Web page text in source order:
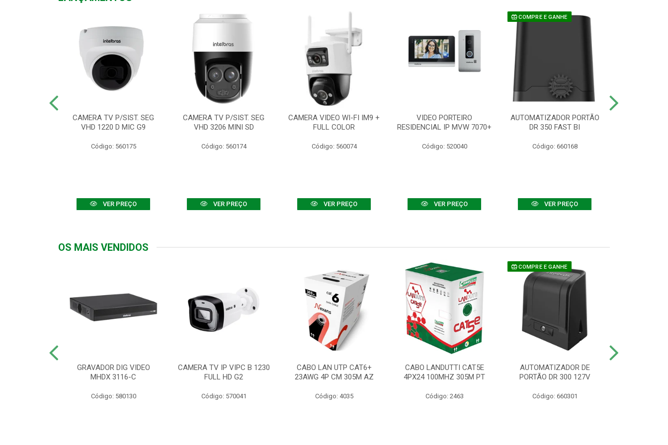
CAMERA TV P/SIST. SEG
VHD 1220 D MIC G9
Código: 560175
VER PREÇO
CAMERA TV P/SIST. SEG
VHD 3206 MINI SD
Código: 560174
VER PREÇO
CAMERA VIDEO WI-FI IM9 +
FULL COLOR
Código: 560074
VER PREÇO
VIDEO PORTEIRO
RESIDENCIAL IP MVW 7070+
Código: 520040
VER PREÇO
COMPRE E GANHE
AUTOMATIZADOR PORTÃO
DR 350 FAST BI
Código: 660168
VER PREÇO
OS MAIS VENDIDOS
GRAVADOR DIG VIDEO
MHDX 3116-C
Código: 580130
CAMERA TV IP VIPC B 1230
FULL HD G2
Código: 570041
CABO LAN UTP CAT6+
23AWG 4P CM 305M AZ
Código: 4035
CABO LANDUTTI CAT5E
4PX24 100MHZ 305M PT
Código: 2463
COMPRE E GANHE
AUTOMATIZADOR DE
PORTÃO DR 300 127V
Código: 660301